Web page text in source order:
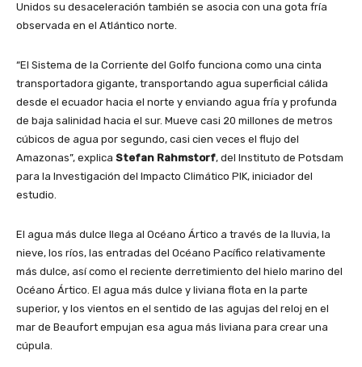
Unidos su desaceleración también se asocia con una gota fría
observada en el Atlántico norte.
“El Sistema de la Corriente del Golfo funciona como una cinta
transportadora gigante, transportando agua superficial cálida
desde el ecuador hacia el norte y enviando agua fría y profunda
de baja salinidad hacia el sur. Mueve casi 20 millones de metros
cúbicos de agua por segundo, casi cien veces el flujo del
Amazonas”, explica Stefan Rahmstorf, del Instituto de Potsdam
para la Investigación del Impacto Climático PIK, iniciador del
estudio.
El agua más dulce llega al Océano Ártico a través de la lluvia, la
nieve, los ríos, las entradas del Océano Pacífico relativamente
más dulce, así como el reciente derretimiento del hielo marino del
Océano Ártico. El agua más dulce y liviana flota en la parte
superior, y los vientos en el sentido de las agujas del reloj en el
mar de Beaufort empujan esa agua más liviana para crear una
cúpula.